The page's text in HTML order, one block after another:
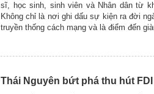
sĩ, học sinh, sinh viên và Nhân dân từ
Không chỉ là nơi ghi dấu sự kiện ra đời
truyền thống cách mạng và là điểm đến
Thái Nguyên bứt phá thu hút